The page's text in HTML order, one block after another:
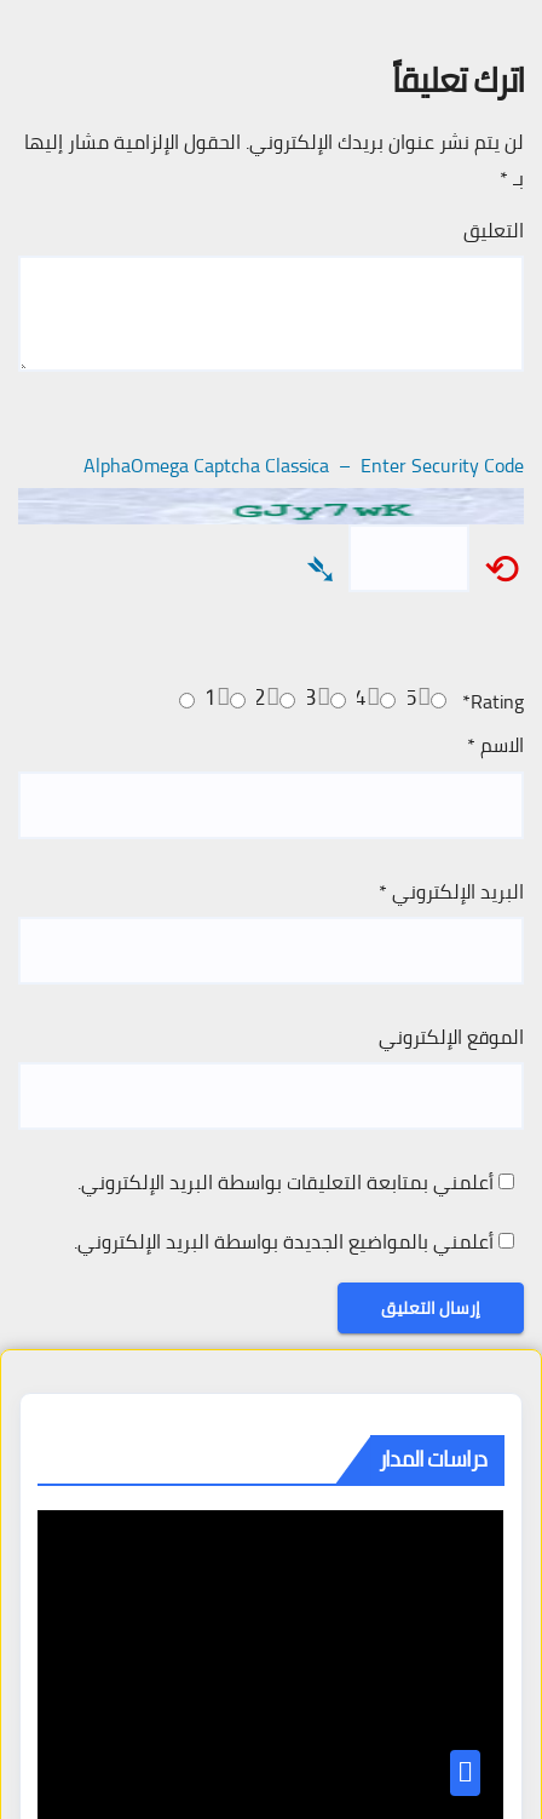
اترك تعليقاً
لن يتم نشر عنوان بريدك الإلكتروني. الحقول الإلزامية مشار إليها
بـ*
التعليق
AlphaOmega Captcha Classica – Enter Security Code
⟲
➴
Rating
*
5
4
3
2
1
الاسم*
البريد الإلكتروني*
الموقع الإلكتروني
أعلمني بمتابعة التعليقات بواسطة البريد الإلكتروني.
أعلمني بالمواضيع الجديدة بواسطة البريد الإلكتروني.
دراسات المدار